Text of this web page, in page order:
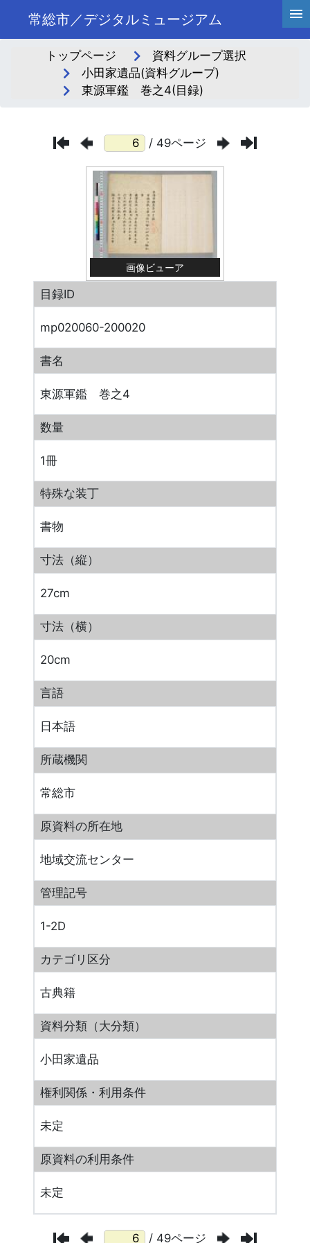
常総市／デジタルミュージアム
トップページ
資料グループ選択
小田家遺品(資料グループ)
東源軍鑑 巻之4(目録)
/ 49ページ
画像ビューア
目録ID
mp020060-200020
書名
東源軍鑑 巻之4
数量
1冊
特殊な装丁
書物
寸法（縦）
27cm
寸法（横）
20cm
言語
日本語
所蔵機関
常総市
原資料の所在地
地域交流センター
管理記号
1-2D
カテゴリ区分
古典籍
資料分類（大分類）
小田家遺品
権利関係・利用条件
未定
原資料の利用条件
未定
/ 49ページ